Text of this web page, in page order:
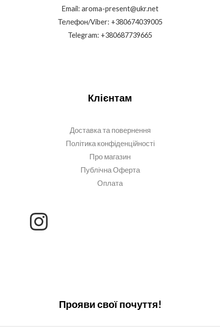
Email: aroma-present@ukr.net
Телефон/Viber: +380674039005
Telegram: +380687739665
Клієнтам
Доставка та повернення
Політика конфіденційності
Про магазин
Публічна Оферта
Оплата
Прояви свої почуття!